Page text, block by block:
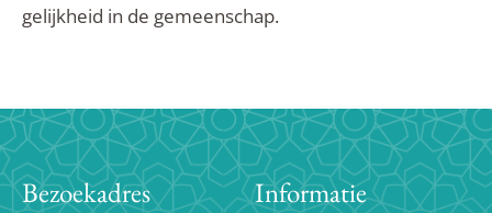
gelijkheid in de gemeenschap.
Bezoekadres Informatie